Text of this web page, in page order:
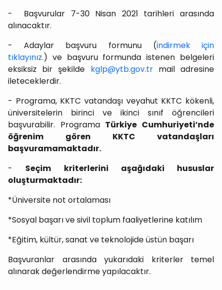
- Başvurular 7-30 Nisan 2021 tarihleri arasında
alınacaktır.
- Adaylar başvuru formunu (indirmek için
tıklayınız.) ve başvuru formunda istenen belgeleri
eksiksiz bir şekilde kglp@ytb.gov.trmail adresine
ileteceklerdir.
- Programa, KKTC vatandaşı veyahut KKTC kökenli,
üniversitelerin birinci ve ikinci sınıf öğrencileri
başvurabilir. Programa Türkiye Cumhuriyeti’nde
öğrenim gören KKTC vatandaşları
başvuramamaktadır.
- Seçim kriterlerini aşağıdaki hususlar
oluşturmaktadır:
*Üniversite not ortalaması
*Sosyal başarı ve sivil toplum faaliyetlerine katılım
*Eğitim, kültür, sanat ve teknolojide üstün başarı
Başvuranlar arasında yukarıdaki kriterler temel
alınarak değerlendirme yapılacaktır.